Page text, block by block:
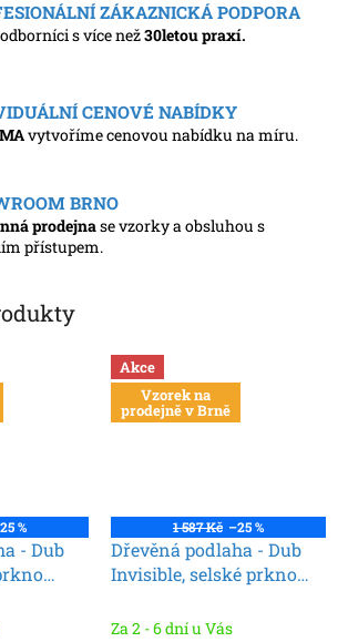
ZÁKAZNICKÁ PODPORA
s více než30letou praxí.
CENOVÉ NABÍDKY
vytvoříme cenovou nabídku na míru.
BRNO
prodejnase vzorky a obsluhou s
přístupem.
%
- Dub
Akce
Vzorek na
prodejně v Brně
1 587 Kč –25 %
Dřevěná podlaha - Dub
Invisible, selské prkno
Za 2 - 6 dní u Vás